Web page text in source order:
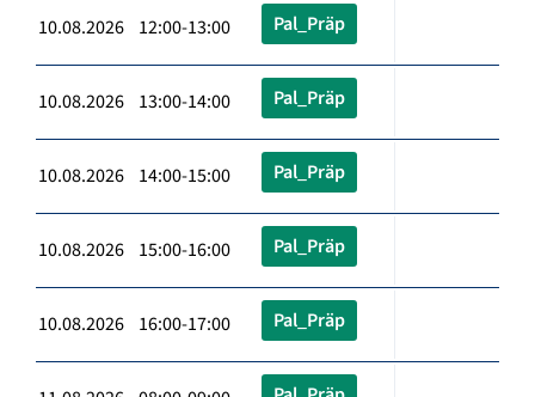
10.08.2026 12:00-13:00 Pal_Präp
10.08.2026 13:00-14:00 Pal_Präp
10.08.2026 14:00-15:00 Pal_Präp
10.08.2026 15:00-16:00 Pal_Präp
10.08.2026 16:00-17:00 Pal_Präp